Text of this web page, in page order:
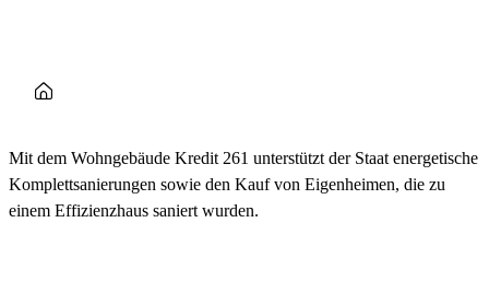
Mit dem Wohngebäude Kredit 261 unterstützt der Staat energetische
Komplettsanierungen sowie den Kauf von Eigenheimen, die zu
einem Effizienzhaus saniert wurden.